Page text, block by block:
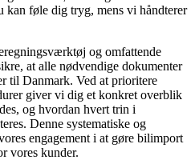
kan føle dig tryg, mens vi håndterer
og omfattende
at alle nødvendige dokumenter
til Danmark. Ved at prioritere
giver vi dig et konkret overblik
og hvordan hvert trin i
Denne systematiske og
engagement i at gøre bilimport
vores kunder.